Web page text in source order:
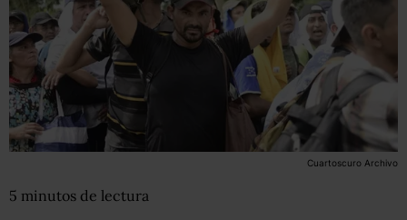
Cuartoscuro Archivo
5 minutos de lectura